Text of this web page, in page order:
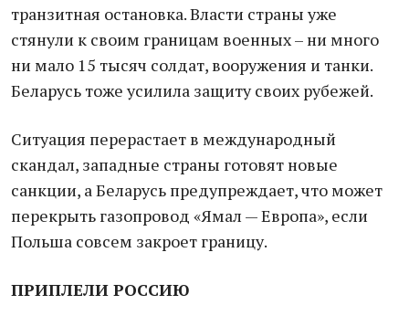
транзитная остановка. Власти страны уже
стянули к своим границам военных – ни много
ни мало 15 тысяч солдат, вооружения и танки.
Беларусь тоже усилила защиту своих рубежей.
Ситуация перерастает в международный
скандал, западные страны готовят новые
санкции, а Беларусь предупреждает, что может
перекрыть газопровод «Ямал — Европа», если
Польша совсем закроет границу.
ПРИПЛЕЛИ РОССИЮ